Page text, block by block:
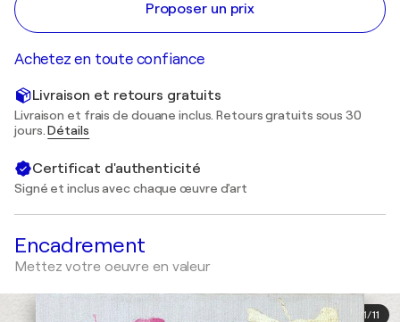
Proposer un prix
Achetez en toute confiance
Livraison et retours gratuits
Livraison et frais de douane inclus. Retours gratuits sous 30
jours.Détails
Certificat d'authenticité
Signé et inclus avec chaque œuvre d'art
Encadrement
Mettez votre oeuvre en valeur
1/11